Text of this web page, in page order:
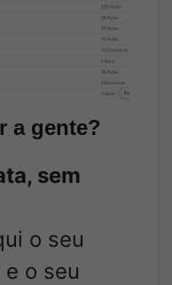
a gente?
sem
o seu
o seu